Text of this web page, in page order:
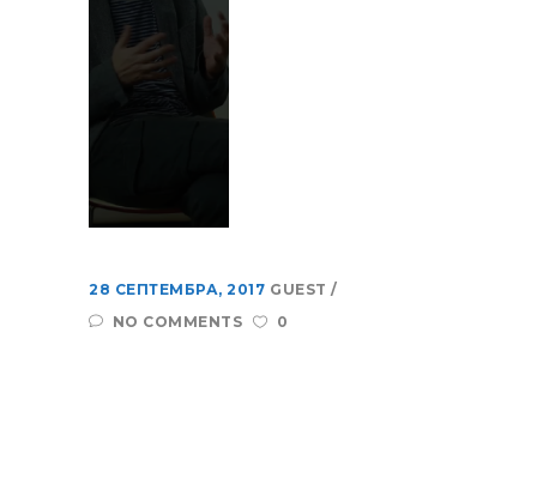
28 СЕПТЕМБРА, 2017 GUEST
NO COMMENTS
0